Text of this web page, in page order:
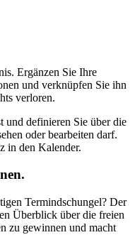
Ergänzen Sie Ihre
und verknüpfen Sie ihn
verloren.
und definieren Sie über die
oder bearbeiten darf.
in den Kalender.
Termindschungel? Der
Überblick über die freien
zu gewinnen und macht